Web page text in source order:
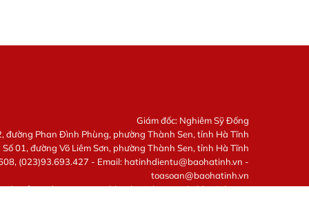
Giám đốc: Nghiêm Sỹ Đống
đường Phan Đình Phùng, phường Thành Sen, tỉnh Hà Tĩnh
Số 01, đường Võ Liêm Sơn, phường Thành Sen, tỉnh Hà Tĩnh
(023)93.693.427 - Email: hatinhdientu@baohatinh.vn -
toasoan@baohatinh.vn
quảng cáo:quangcao@baohatinh.vn-ads@hatinhtv.vn